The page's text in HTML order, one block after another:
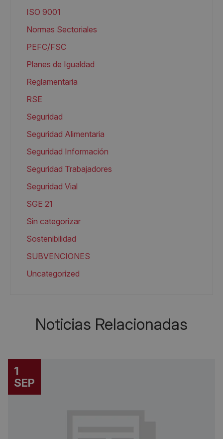
ISO 9001
Normas Sectoriales
PEFC/FSC
Planes de Igualdad
Reglamentaria
RSE
Seguridad
Seguridad Alimentaria
Seguridad Información
Seguridad Trabajadores
Seguridad Vial
SGE 21
Sin categorizar
Sostenibilidad
SUBVENCIONES
Uncategorized
Noticias Relacionadas
1
SEP